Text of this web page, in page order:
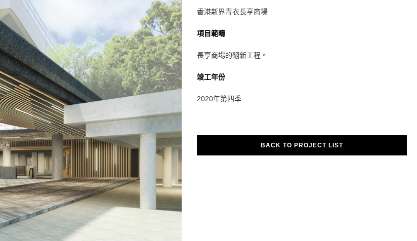
香港新界青衣長亨商場
項目範疇
長亨商場的翻新工程。
竣工年份
2020年第四季
BACK TO PROJECT LIST